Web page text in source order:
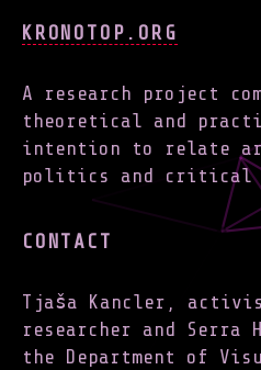
KRONOTOP.ORG
A research project
theoretical and
intention to relate
politics and critical
CONTACT
Tjaša Kancler,
researcher and Serra
the Department of